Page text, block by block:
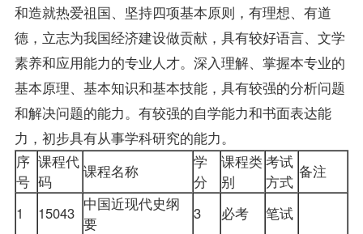
和造就热爱祖国、坚持四项基本原则，有理想、有道
德，立志为我国经济建设做贡献，具有较好语言、文学
素养和应用能力的专业人才。深入理解、掌握本专业的
基本原理、基本知识和基本技能，具有较强的分析问题
和解决问题的能力。有较强的自学能力和书面表达能
力，初步具有从事学科研究的能力。
序
号
课程代
码
课程名称
学
分
课程类
别
考试
方式
备注
1 15043 中国近现代史纲
要
3 必考 笔试